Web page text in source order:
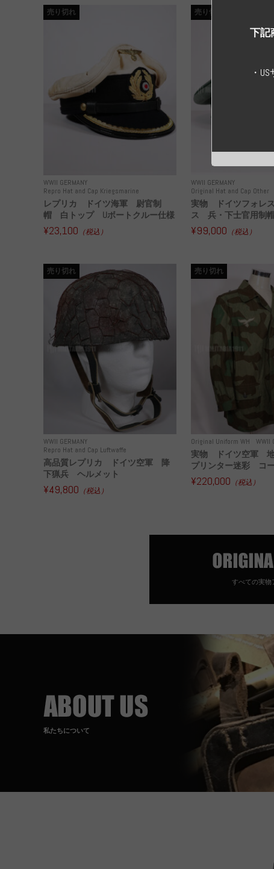
WWII GERMANY
Repro Hat and Cap Kriegsmarine
売り切れ
レプリカ ドイツ海軍 尉官制
帽 白トップ Uボートクルー仕様
¥23,100 （税込）
WWII GERMANY
Original Hat and Cap Other
売り切れ
実物 ドイツフォレ
ス 兵・下士官用制
¥99,000 （税込）
WWII GERMANY
Repro Hat and Cap Luftwaffe
売り切れ
高品質レプリカ ドイツ空軍 降
下猟兵 ヘルメット
¥49,800 （税込）
Original Uniform WH WWII
売り切れ
実物 ドイツ空軍
プリンター迷彩 コ
¥220,000 （税込）
すべての実物
私たちについて
下記
・